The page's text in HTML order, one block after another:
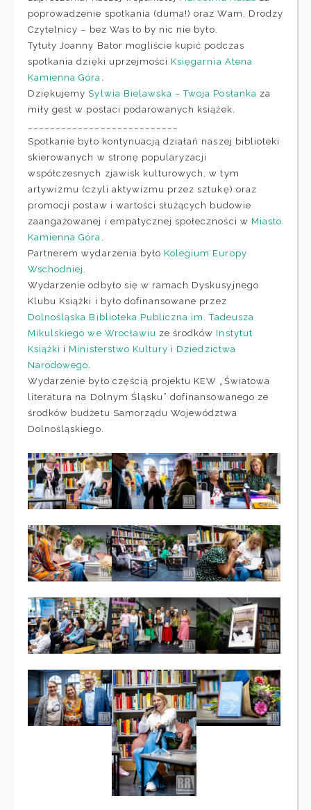
poprowadzenie spotkania (duma!) oraz Wam, Drodzy
Czytelnicy – bez Was to by nic nie było.
Tytuły Joanny Bator mogliście kupić podczas
spotkania dzięki uprzejmości Księgarnia Atena
Kamienna Góra
Dziękujemy Sylwia Bielawska – Twoja Posłanka za
miły gest w postaci podarowanych książek.
Spotkanie było kontynuacją działań naszej biblioteki
skierowanych w stronę popularyzacji
współczesnych zjawisk kulturowych, w tym
artywizmu (czyli aktywizmu przez sztukę) oraz
promocji postaw i wartości służących budowie
zaangażowanej i empatycznej społeczności w Miasto
Kamienna Góra
Partnerem wydarzenia było Kolegium Europy
Wschodniej
Wydarzenie odbyło się w ramach Dyskusyjnego
Klubu Książki i było dofinansowane przez
Dolnośląska Biblioteka Publiczna im. Tadeusza
Mikulskiego we Wrocławiu ze środków Instytut
Książki i Ministerstwo Kultury i Dziedzictwa
Narodowego
Wydarzenie było częścią projektu KEW „Światowa
literatura na Dolnym Śląsku” dofinansowanego ze
środków budżetu Samorządu Województwa
Dolnośląskiego.